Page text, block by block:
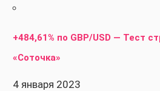
+484,61% по GBP/USD — Тест
«Соточка»
4 января 2023